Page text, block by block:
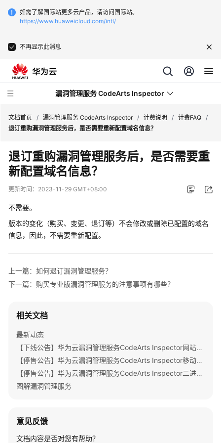
如需了解国际站更多云产品，请访问国际站。
https://www.huaweicloud.com/intl/
不再显示此消息
漏洞管理服务 CodeArts Inspector
最
新
动
服
公
告
品
介
计
说
明
计
费
概
计
费
文档首页 / 漏洞管理服务 CodeArts Inspector / 计费说明 / 计费FAQ /
退订重购漏洞管理服务后，是否需要重新配置域名信息？
退订重购漏洞管理服务后，是否需要重
新配置域名信息？
更新时间： 2023-11-29 GMT+08:00
不需要。
版本的变化（购买、变更、退订等）不会修改或删除已配置的域名
信息，因此，不需要重新配置。
上一篇：如何退订漏洞管理服务？
下一篇：购买专业版漏洞管理服务的注意事项有哪些？
相关文档
最新动态
【下线公告】华为云漏洞管理服务CodeArts Inspector网站扫描部分特性下线公告
【停售公告】华为云漏洞管理服务CodeArts Inspector移动应用安全特性停售公告
【停售公告】华为云漏洞管理服务CodeArts Inspector二进制成分分析特性停售公告
图解漏洞管理服务
意见反馈
文档内容是否对您有帮助？